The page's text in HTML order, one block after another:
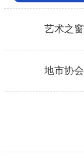
艺术之窗
地市协会